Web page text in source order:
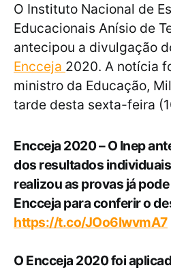
O Instituto Nacional de
Educacionais Anísio de
antecipou a divulgação
Encceja 2020. A notícia
ministro da Educação,
tarde desta sexta-feira
Encceja 2020 – O Inep
dos resultados
realizou as provas já
Encceja para conferir o
https://t.co/JOo6lwvmA7
O Encceja 2020 foi